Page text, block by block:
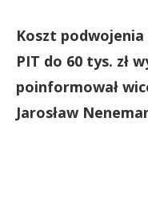
Koszt
PIT do 60 tys. zł
poinformował
Jarosław